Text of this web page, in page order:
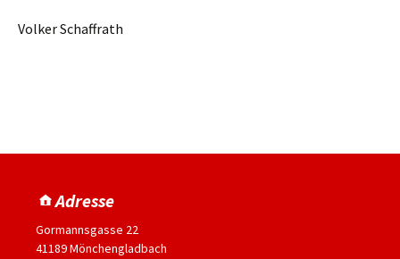
Volker Schaffrath
Adresse
Gormannsgasse 22
41189 Mönchengladbach